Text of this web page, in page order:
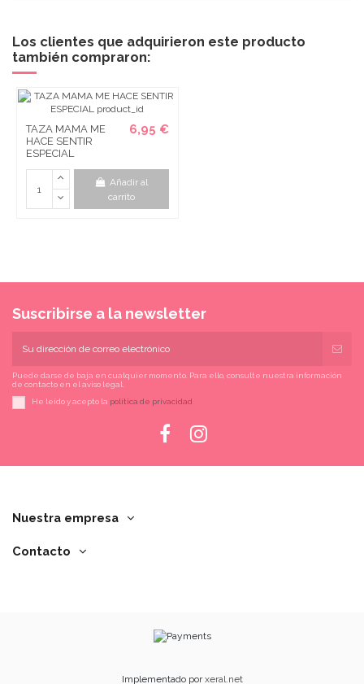
Los clientes que adquirieron este producto
también compraron:
TAZA MAMA ME
HACE SENTIR
ESPECIAL
6,95 €
Añadir al
carrito
Suscribirse a la newsletter
Puede darse de baja en cualquier momento. Para ello, consulte nuestra información
de contacto en el aviso legal.
He leído y acepto la política de privacidad
Nuestra empresa
Contacto
Implementado porxeral.net